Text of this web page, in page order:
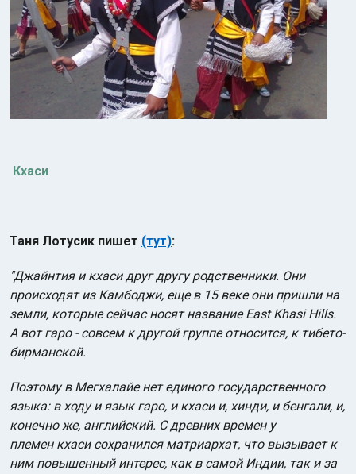
Кхаси
Таня Лотусик пишет (тут):
"Джайнтия и кхаси друг другу родственники. Они
происходят из Камбоджи, еще в 15 веке они пришли на
земли, которые сейчас носят название East Khasi Hills.
А вот гаро - совсем к другой группе относится, к тибето-
бирманской.
Поэтому в Мегхалайе нет единого государственного
языка: в ходу и язык гаро, и кхаси и, хинди, и бенгали, и,
конечно же, английский. С древних времен у
племен кхаси сохранился матриархат, что вызывает к
ним повышенный интерес, как в самой Индии, так и за